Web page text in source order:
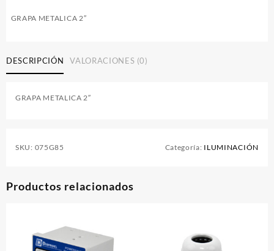
GRAPA METALICA 2″
DESCRIPCIÓN VALORACIONES (0)
GRAPA METALICA 2″
SKU: 075G85 Categoría: ILUMINACIÓN
Productos relacionados